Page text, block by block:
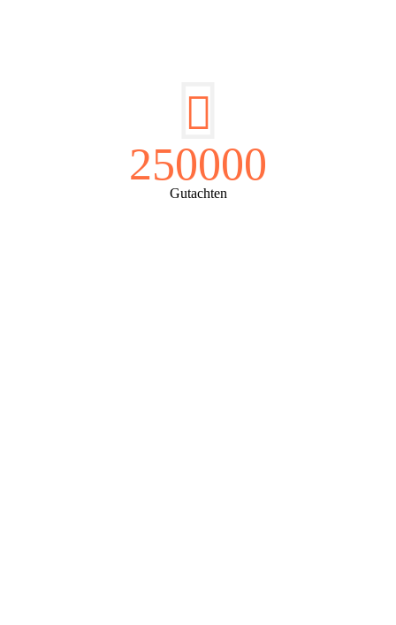
250000
Gutachten